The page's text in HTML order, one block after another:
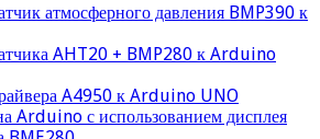
атмосферного давления BMP390 к
AHT20 + BMP280 к Arduino
A4950 к Arduino UNO
Arduino с использованием дисплея